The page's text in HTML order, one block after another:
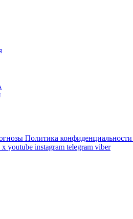
Политика конфиденциальности
x youtube instagram telegram viber